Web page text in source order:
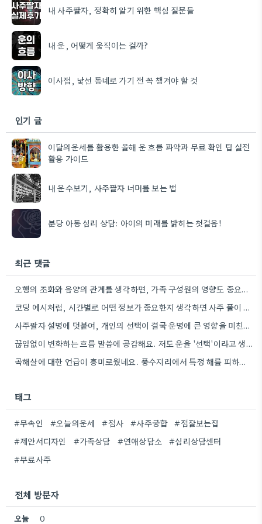
내 사주팔자, 정확히 알기 위한 핵심 질문들
내 운, 어떻게 움직이는 걸까?
이사점, 낯선 동네로 가기 전 꼭 챙겨야 할 것
인기 글
이달의운세를 활용한 올해 운 흐름 파악과 무료 확인 팁 실전
활용 가이드
내 운수보기, 사주팔자 너머를 보는 법
분당 아동 심리 상담: 아이의 미래를 밝히는 첫걸음!
최근 댓글
오행의 조화와 음양의 관계를 생각하면, 가족 구성원의 영향도 중요한 요소일 텐데.
코딩 예시처럼, 시간별로 어떤 정보가 중요한지 생각하면 사주 풀이 이해에 도움이 될 것 같아요.
사주팔자 설명에 덧붙여, 개인의 선택이 결국 운명에 큰 영향을 미친다는 점이 와닿네요. 특히, 노력하는 방향에…
끊임없이 변화하는 흐름 말씀에 공감해요. 저도 운을 '선택'이라고 생각하는데, 그 선택들이 모여 흐름이 만들어지는 것…
곡해살에 대한 언급이 흥미로웠네요. 풍수지리에서 특정 해를 피하는 이유가 단순히 미신이라기보다, 기운을 잘 보려는 노력으로…
태그
#무속인 #오늘의운세 #점사 #사주궁합
#점잘보는집
#제안서디자인
#가족상담 #연애상담소
#심리상담센터
#무료사주
전체 방문자
오늘 0